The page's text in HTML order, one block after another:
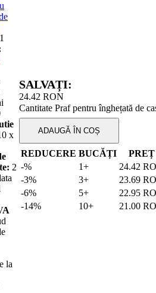
х
2
la
SALVAȚI:
24.42 RON
Cantitate Praf pentru înghețată de
ADAUGĂ ÎN COȘ
REDUCERE BUCĂȚI
PREȚ
-%
1+ 24.42
-3%
3+ 23.69
-6%
5+ 22.95
-14%
10+ 21.00